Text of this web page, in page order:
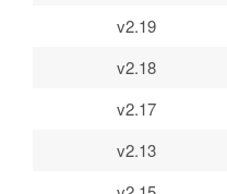
v2.19
v2.18
v2.17
v2.13